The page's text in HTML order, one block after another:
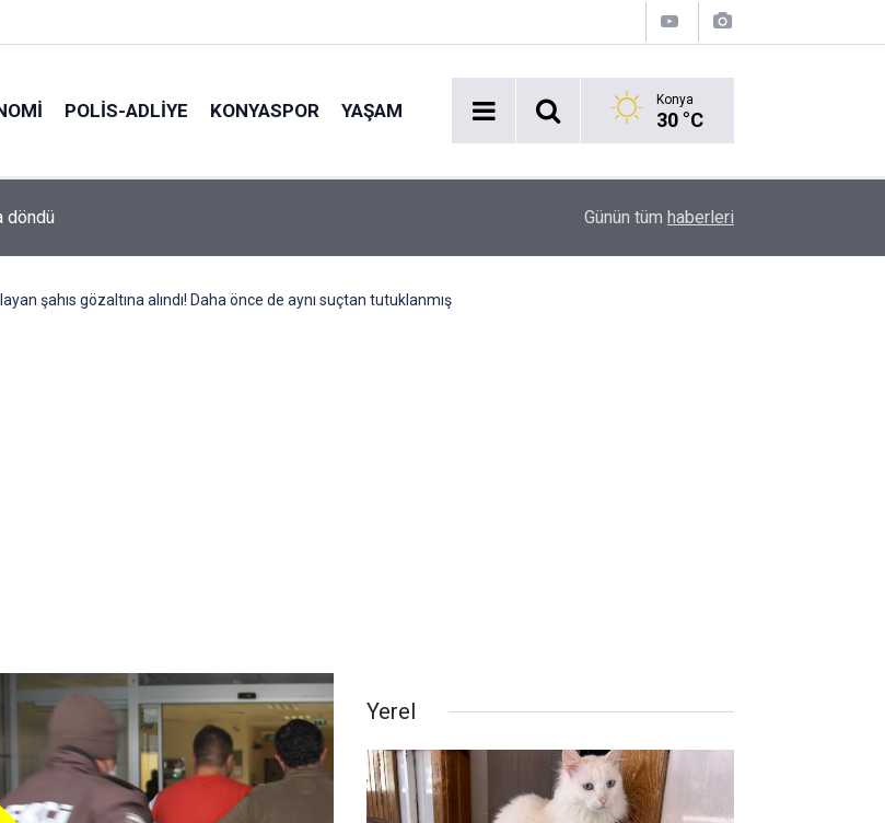
POLİS-ADLİYE KONYASPOR YAŞAM Konya
30 °C
döndü Konya'da Huzur Uygulaması: Ekipler Dronlarla
Günün tüm haberleri
şahıs gözaltına alındı! Daha önce de aynı suçtan tutuklanmış
Yerel